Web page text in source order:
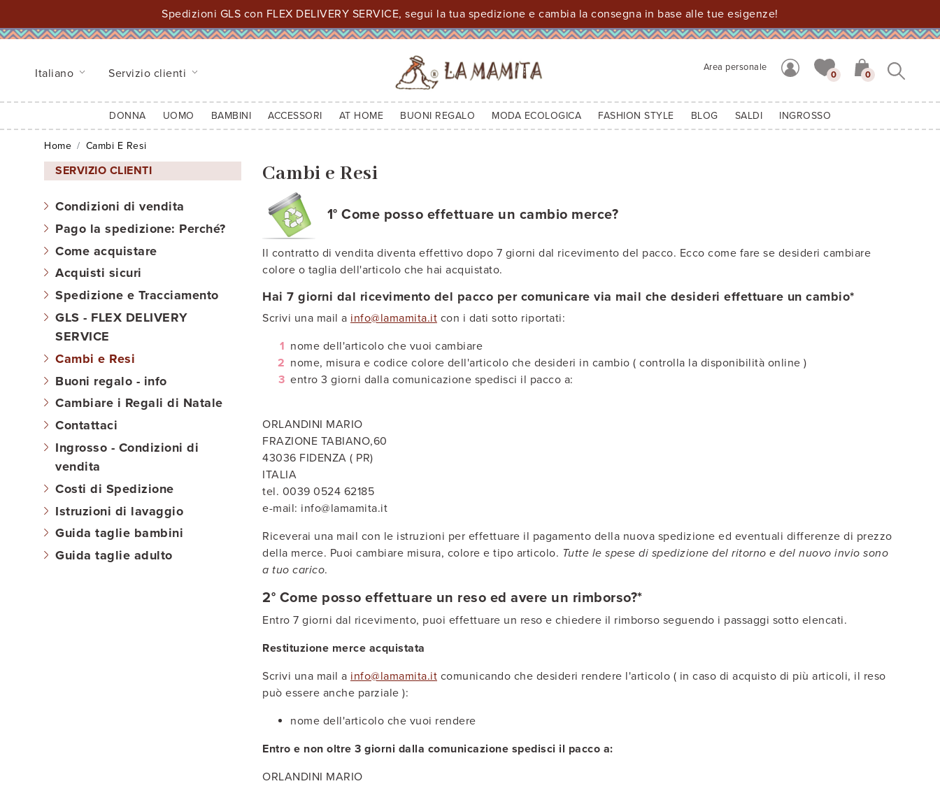
Spedizioni GLS con FLEX DELIVERY SERVICE, segui la tua spedizione e cambia la consegna in base alle tue esigenze!
Italiano Servizio clienti Area personale
0 0
DONNA UOMO BAMBINI ACCESSORI AT HOME BUONI REGALO MODA ECOLOGICA FASHION STYLE BLOG SALDI INGROSSO
Home Cambi E Resi
SERVIZIO CLIENTI
Condizioni di vendita
Pago la spedizione: Perché?
Come acquistare
Acquisti sicuri
Spedizione e Tracciamento
GLS - FLEX DELIVERY
SERVICE
Cambi e Resi
Buoni regalo - info
Cambiare i Regali di Natale
Contattaci
Ingrosso - Condizioni di
vendita
Costi di Spedizione
Istruzioni di lavaggio
Guida taglie bambini
Guida taglie adulto
Cambi e Resi
1° Come posso effettuare un cambio merce?
Il contratto di vendita diventa effettivo dopo 7 giorni dal ricevimento del pacco. Ecco come fare se desideri cambiare
colore o taglia dell'articolo che hai acquistato.
Hai 7 giorni dal ricevimento del pacco per comunicare via mail che desideri effettuare un cambio*
Scrivi una mail a info@lamamita.it con i dati sotto riportati:
nome dell'articolo che vuoi cambiare
nome, misura e codice colore dell'articolo che desideri in cambio ( controlla la disponibilità online )
entro 3 giorni dalla comunicazione spedisci il pacco a:
ORLANDINI MARIO
FRAZIONE TABIANO,60
43036 FIDENZA ( PR)
ITALIA
tel. 0039 0524 62185
e-mail: info@lamamita.it
Riceverai una mail con le istruzioni per effettuare il pagamento della nuova spedizione ed eventuali differenze di prezzo
della merce. Puoi cambiare misura, colore e tipo articolo. Tutte le spese di spedizione del ritorno e del nuovo invio sono
a tuo carico.
2° Come posso effettuare un reso ed avere un rimborso?*
Entro 7 giorni dal ricevimento, puoi effettuare un reso e chiedere il rimborso seguendo i passaggi sotto elencati.
Restituzione merce acquistata
Scrivi una mail a info@lamamita.it comunicando che desideri rendere l'articolo ( in caso di acquisto di più articoli, il reso
può essere anche parziale ):
nome dell'articolo che vuoi rendere
Entro e non oltre 3 giorni dalla comunicazione spedisci il pacco a:
ORLANDINI MARIO